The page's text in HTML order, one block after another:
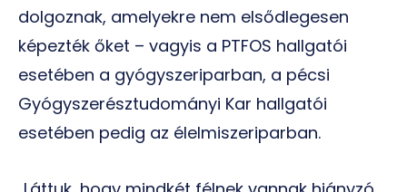
dolgoznak, amelyekre nem elsődlegesen
képezték őket – vagyis a PTFOS hallgatói
esetében a gyógyszeriparban, a pécsi
Gyógyszerésztudományi Kar hallgatói
esetében pedig az élelmiszeriparban.